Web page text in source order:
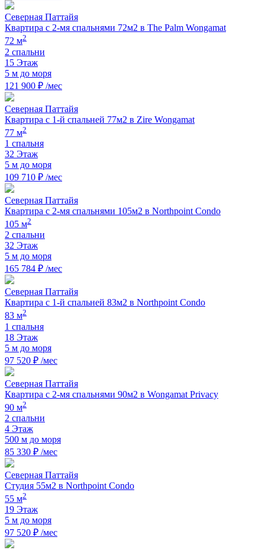
Северная Паттайя
Квартира с 2-мя спальнями 72м2 в The Palm Wongamat
72 м2
2 спальни
15 Этаж
5 м до моря
121 900 ₽ /мес
Северная Паттайя
Квартира с 1-й спальней 77м2 в Zire Wongamat
77 м2
1 спальня
32 Этаж
5 м до моря
109 710 ₽ /мес
Северная Паттайя
Квартира с 2-мя спальнями 105м2 в Northpoint Condo
105 м2
2 спальни
32 Этаж
5 м до моря
165 784 ₽ /мес
Северная Паттайя
Квартира с 1-й спальней 83м2 в Northpoint Condo
83 м2
1 спальня
18 Этаж
5 м до моря
97 520 ₽ /мес
Северная Паттайя
Квартира с 2-мя спальнями 90м2 в Wongamat Privacy
90 м2
2 спальни
4 Этаж
500 м до моря
85 330 ₽ /мес
Северная Паттайя
Студия 55м2 в Northpoint Condo
55 м2
19 Этаж
5 м до моря
97 520 ₽ /мес